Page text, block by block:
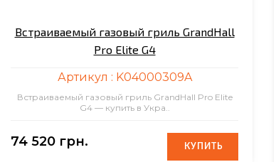
Встраиваемый газовый гриль GrandHall
Pro Elite G4
Артикул : K04000309A
Встраиваемый газовый гриль GrandHall Pro Elite
G4 — купить в Укра..
74 520 грн. КУПИТЬ
КУПИТЬ